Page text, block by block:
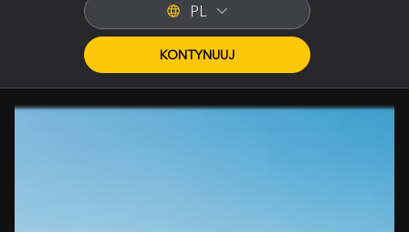
PL
KONTYNUUJ
Timers and more …